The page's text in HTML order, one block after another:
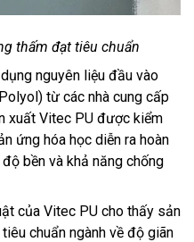
thấm đạt tiêu chuẩn
nguyên liệu đầu vào
từ các nhà cung cấp
xuất Vitec PU được kiểm
ứng hóa học diễn ra hoàn
bền và khả năng chống
của Vitec PU cho thấy sản
chuẩn ngành về độ giãn